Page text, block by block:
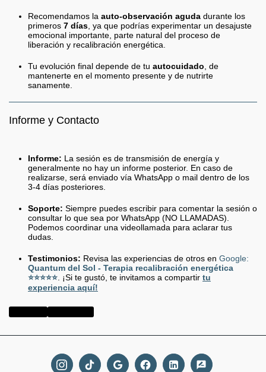
Recomendamos la auto-observación aguda durante los
primeros 7 días , ya que podrías experimentar un desajuste
emocional importante, parte natural del proceso de
liberación y recalibración energética.
Tu evolución final depende de tu autocuidado , de
mantenerte en el momento presente y de nutrirte
sanamente.
Informe y Contacto
Informe: La sesión es de transmisión de energía y
generalmente no hay un informe posterior. En caso de
realizarse, será enviado vía WhatsApp o mail dentro de los
3-4 días posteriores.
Soporte: Siempre puedes escribir para comentar la sesión o
consultar lo que sea por WhatsApp (NO LLAMADAS).
Podemos coordinar una videollamada para aclarar tus
dudas.
Testimonios: Revisa las experiencias de otros en Google:
Quantum del Sol - Terapia recalibración energética
⭐⭐⭐⭐⭐ . ¡Si te gustó, te invitamos a compartir tu
experiencia aquí!